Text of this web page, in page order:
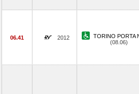
06.41 2012
TORINO PORTA
(08.06)